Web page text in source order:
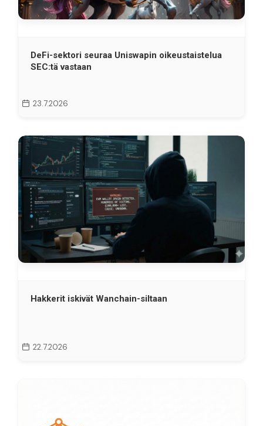
DeFi-sektori seuraa Uniswapin oikeustaistelua
SEC:tä vastaan
23.7.2026
Hakkerit iskivät Wanchain-siltaan
22.7.2026